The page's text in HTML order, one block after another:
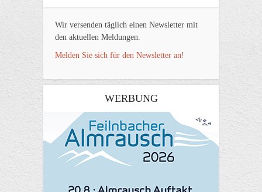
Wir versenden täglich einen Newsletter mit
den aktuellen Meldungen.
Melden Sie sich für den Newsletter an!
WERBUNG